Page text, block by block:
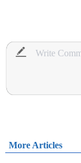
More Articles